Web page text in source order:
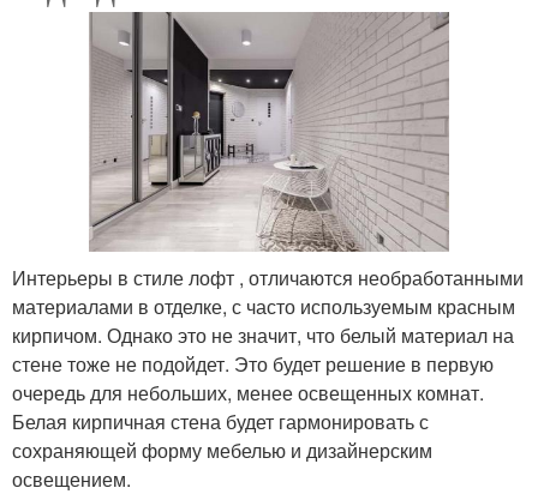
Интерьеры в стиле лофт , отличаются необработанными
материалами в отделке, с часто используемым красным
кирпичом. Однако это не значит, что белый материал на
стене тоже не подойдет. Это будет решение в первую
очередь для небольших, менее освещенных комнат.
Белая кирпичная стена будет гармонировать с
сохраняющей форму мебелью и дизайнерским
освещением.